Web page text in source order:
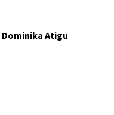
Dominika Atigu